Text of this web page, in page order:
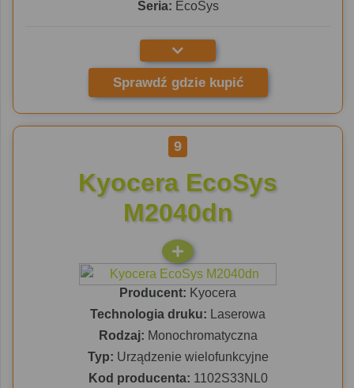
Seria: EcoSys
Sprawdź gdzie kupić
9
Kyocera EcoSys
M2040dn
Producent: Kyocera
Technologia druku: Laserowa
Rodzaj: Monochromatyczna
Typ: Urządzenie wielofunkcyjne
Kod producenta: 1102S33NL0